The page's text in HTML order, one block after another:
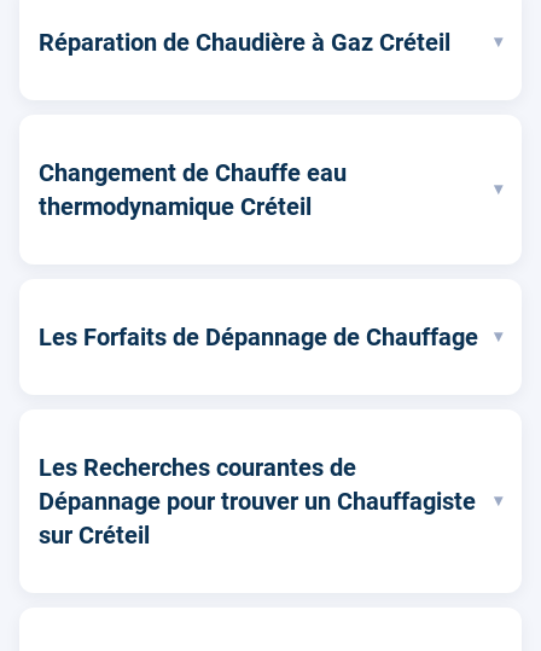
Réparation de Chaudière à Gaz Créteil ▾
Changement de Chauffe eau
thermodynamique Créteil
▾
Les Forfaits de Dépannage de Chauffage ▾
Les Recherches courantes de
Dépannage pour trouver un Chauffagiste
sur Créteil
▾